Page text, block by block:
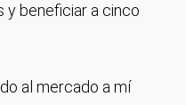
y beneficiar a cinco
al mercado a mí